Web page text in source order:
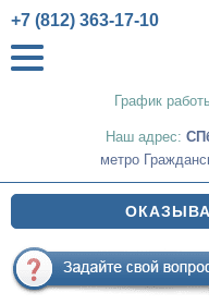
График
+7 (812) 363-17-10
Наш адрес:
метро